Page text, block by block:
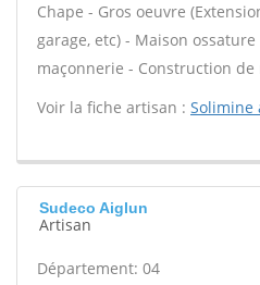
Chape - Gros oeuvre
garage, etc) - Maison
maçonnerie - Construction de
Voir la fiche artisan : Solimine
Sudeco Aiglun
Artisan
Département: 04